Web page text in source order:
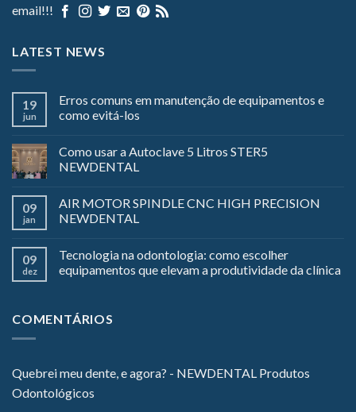
email!!!
LATEST NEWS
19
jun
Erros comuns em manutenção de equipamentos e
como evitá-los
Como usar a Autoclave 5 Litros STER5
NEWDENTAL
09
jan
AIR MOTOR SPINDLE CNC HIGH PRECISION
NEWDENTAL
09
dez
Tecnologia na odontologia: como escolher
equipamentos que elevam a produtividade da clínica
COMENTÁRIOS
Quebrei meu dente, e agora? - NEWDENTAL Produtos
Odontológicos